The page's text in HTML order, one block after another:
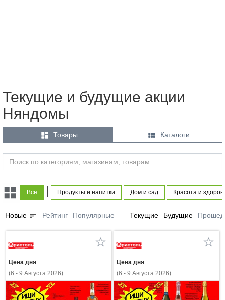
Текущие и будущие акции
Няндомы
 Товары  Каталоги
Все Продукты и напитки Дом и сад Красота и
Новые sort Рейтинг Популярные Текущие Будущие
Цена дня
(6 - 9 Августа 2026)
Цена дня
(6 - 9 Августа 2026)